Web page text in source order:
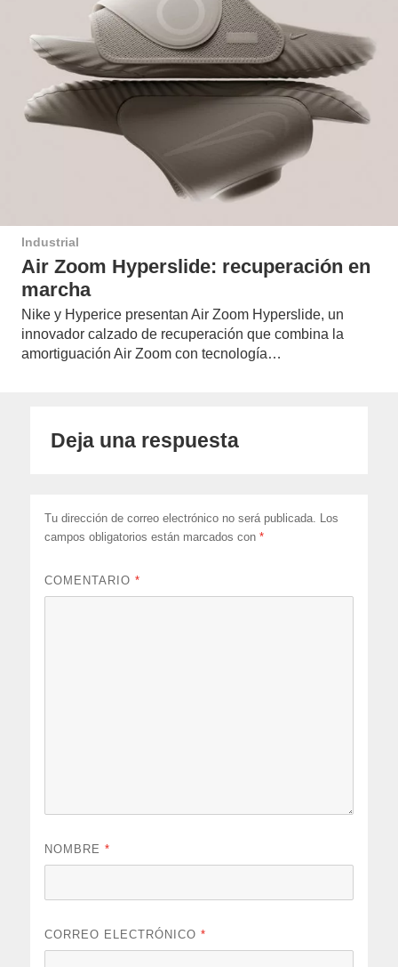
Industrial
Air Zoom Hyperslide: recuperación en
marcha
Nike y Hyperice presentan Air Zoom Hyperslide, un
innovador calzado de recuperación que combina la
amortiguación Air Zoom con tecnología…
Deja una respuesta
Tu dirección de correo electrónico no será publicada.
Los
campos obligatorios están marcados con*
COMENTARIO*
NOMBRE*
CORREO ELECTRÓNICO*